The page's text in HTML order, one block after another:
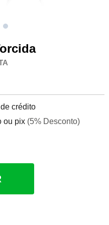
crédito
ou pix (5% Desconto)